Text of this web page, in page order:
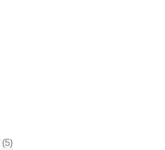
(5)